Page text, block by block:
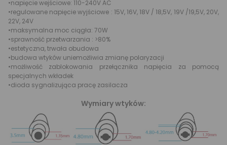
•napięcie wejściowe: 110-240V AC
•regulowane napięcie wyjściowe : 15V, 16V, 18V / 18,5V, 19V /19,5V, 20V,
22V, 24V
•maksymalna moc ciągła: 70W
•sprawność przetwarzania : >80%
•estetyczna, trwała obudowa
•budowa wtyków uniemożliwia zmianę polaryzacji
•możliwość zablokowania przełącznika napięcia za pomocą
specjalnych wkładek
•dioda sygnalizująca pracę zasilacza
Wymiary wtyków: